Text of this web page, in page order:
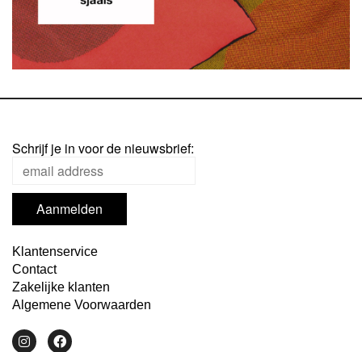
Schrijf je in voor de nieuwsbrief:
Klantenservice
Contact
Zakelijke klanten
Algemene Voorwaarden